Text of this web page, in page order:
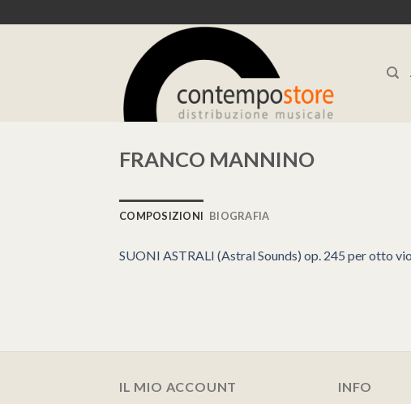
to
FRANCO MANNINO
COMPOSIZIONI BIOGRAFIA
SUONI ASTRALI (Astral Sounds) op. 245 per otto
IL MIO ACCOUNT INFO